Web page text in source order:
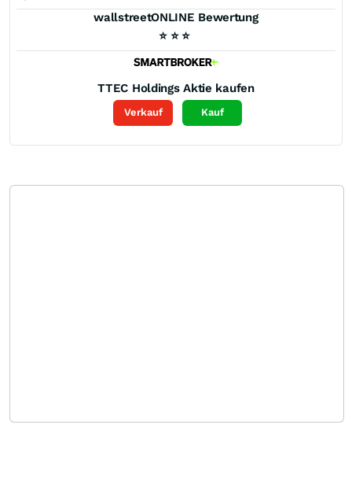
wallstreetONLINE Bewertung
⭐ ⭐ ⭐
TTEC Holdings Aktie kaufen
Verkauf Kauf